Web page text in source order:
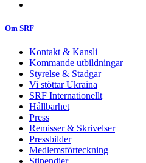
Om SRF
Kontakt & Kansli
Kommande utbildningar
Styrelse & Stadgar
Vi stöttar Ukraina
SRF Internationellt
Hållbarhet
Press
Remisser & Skrivelser
Pressbilder
Medlemsförteckning